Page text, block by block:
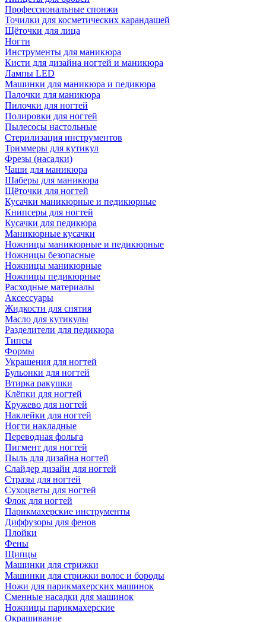
Профессиональные спонжи
Точилки для косметических карандашей
Щёточки для лица
Ногти
Инструменты для маникюра
Кисти для дизайна ногтей и маникюра
Лампы LED
Машинки для маникюра и педикюра
Палочки для маникюра
Пилочки для ногтей
Полировки для ногтей
Пылесосы настольные
Стерилизация инструментов
Триммеры для кутикул
Фрезы (насадки)
Чаши для маникюра
Шаберы для маникюра
Щёточки для ногтей
Кусачки маникюрные и педикюрные
Книпсеры для ногтей
Кусачки для педикюра
Маникюрные кусачки
Ножницы маникюрные и педикюрные
Ножницы безопасные
Ножницы маникюрные
Ножницы педикюрные
Расходные материалы
Аксессуары
Жидкости для снятия
Масло для кутикулы
Разделители для педикюра
Типсы
Формы
Украшения для ногтей
Бульонки для ногтей
Втирка ракушки
Клёпки для ногтей
Кружево для ногтей
Наклейки для ногтей
Ногти накладные
Переводная фольга
Пигмент для ногтей
Пыль для дизайна ногтей
Слайдер дизайн для ногтей
Стразы для ногтей
Сухоцветы для ногтей
Флок для ногтей
Парикмахерские инструменты
Диффузоры для фенов
Плойки
Фены
Щипцы
Машинки для стрижки
Машинки для стрижки волос и бороды
Ножи для парикмахерских машинок
Сменные насадки для машинок
Ножницы парикмахерские
Окрашивание